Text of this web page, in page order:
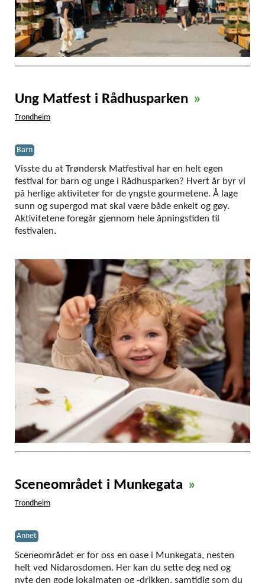
Ung Matfest i Rådhusparken »
Trondheim
Barn
Visste du at Trøndersk Matfestival har en helt egen
festival for barn og unge i Rådhusparken? Hvert år byr vi
på herlige aktiviteter for de yngste gourmetene. Å lage
sunn og supergod mat skal være både enkelt og gøy.
Aktivitetene foregår gjennom hele åpningstiden til
festivalen.
Sceneområdet i Munkegata »
Trondheim
Annet
Sceneområdet er for oss en oase i Munkegata, nesten
helt ved Nidarosdomen. Her kan du sette deg ned og
nyte den gode lokalmaten og -drikken, samtidig som du